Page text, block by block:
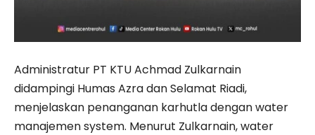
Administratur PT KTU Achmad Zulkarnain
didampingi Humas Azra dan Selamat Riadi,
menjelaskan penanganan karhutla dengan water
manajemen system. Menurut Zulkarnain, water